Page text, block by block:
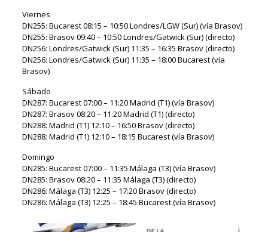
Viernes
DN255: Bucarest 08:15 – 10:50 Londres/LGW (Sur) (vía Brasov)
DN255: Brasov 09:40 – 10:50 Londres/Gatwick (Sur) (directo)
DN256: Londres/Gatwick (Sur) 11:35 – 16:35 Brasov (directo)
DN256: Londres/Gatwick (Sur) 11:35 – 18:00 Bucarest (vía
Brasov)
Sábado
DN287: Bucarest 07:00 – 11:20 Madrid (T1) (vía Brasov)
DN287: Brasov 08:20 – 11:20 Madrid (T1) (directo)
DN288: Madrid (T1) 12:10 – 16:50 Brasov (directo)
DN288: Madrid (T1) 12:10 – 18:15 Bucarest (vía Brasov)
Domingo
DN285: Bucarest 07:00 – 11:35 Málaga (T3) (vía Brasov)
DN285: Brasov 08:20 – 11:35 Málaga (T3) (directo)
DN286: Málaga (T3) 12:25 – 17:20 Brasov (directo)
DN286: Málaga (T3) 12:25 – 18:45 Bucarest (vía Brasov)